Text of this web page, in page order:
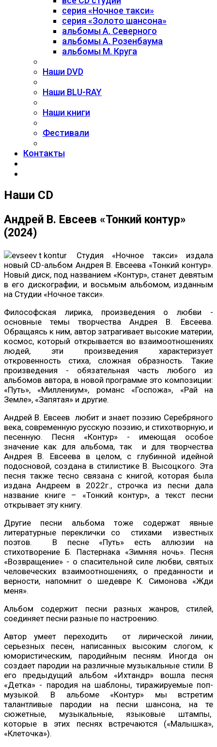
серия «Ночное такси»
серия «Золото шансона»
альбомы А. Северного
альбомы А. Розенбаума
альбомы М. Круга
Наши DVD
Наши BLU-RAY
Наши книги
Фестивали
Контакты
Наши CD
Андрей В. Евсеев «Тонкий контур»
(2024)
Студия «Ночное такси» издала
новый CD-альбом Андрея В. Евсеева «Тонкий контур».
Новый диск, под названием «Контур», станет девятым
в его дискографии, и восьмым альбомом, изданным
на Студии «Ночное такси».
Философская лирика, произведения о любви -
основные темы творчества Андрея В. Евсеева.
Обращаясь к ним, автор затрагивает высокие материи,
космос, который открывается во взаимоотношениях
людей, эти произведения характеризует
откровенность стиха, сложная образность. Такие
произведения - обязательная часть любого из
альбомов автора, в новой программе это композиции:
«Путь», «Миллениум», романс «Госпожа», «Рай на
Земле», «Запятая» и другие.
Андрей В. Евсеев любит и знает поэзию Серебряного
века, современную русскую поэзию, и стихотворную, и
песенную. Песня «Контур» - имеющая особое
значение как для альбома, так и для творчества
Андрея В. Евсеева в целом, с глубинной идейной
подосновой, создана в стилистике В. Высоцкого. Эта
песня также тесно связана с книгой, которая была
издана Андреем в 2022г., строчка из песни дала
название книге – «Тонкий контур», а текст песни
открывает эту книгу.
Другие песни альбома тоже содержат явные
литературные переклички со стихами известных
поэтов. В песне «Путь» есть аллюзии на
стихотворение Б. Пастернака «Зимняя ночь». Песня
«Возвращение» - о спасительной силе любви, святых
человеческих взаимоотношениях, о преданности и
верности, напомнит о шедевре К. Симонова «Жди
меня».
Альбом содержит песни разных жанров, стилей,
соединяет песни разные по настроению.
Автор умеет переходить от лирической линии,
серьезных песен, написанных высоким слогом, к
юмористическим, пародийным песням. Иногда он
создает пародии на различные музыкальные стили. В
его предыдущий альбом «Ихтандр» вошла песня
«Детка» - пародия на шаблоны, тиражируемые поп-
музыкой. В альбоме «Контур» мы встретим
талантливые пародии на песни шансона, на те
сюжетные, музыкальные, языковые штампы,
которые в этих песнях встречаются («Малышка»,
«Клеточка»).